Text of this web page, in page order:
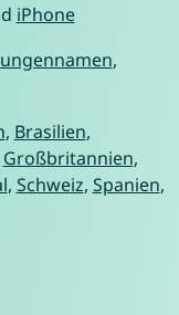
iPhone
,
, Brasilien,
Großbritannien,
, Schweiz, Spanien,